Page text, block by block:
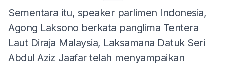
Sementara itu, speaker parlimen Indonesia,
Agong Laksono berkata panglima Tentera
Laut Diraja Malaysia, Laksamana Datuk Seri
Abdul Aziz Jaafar telah menyampaikan